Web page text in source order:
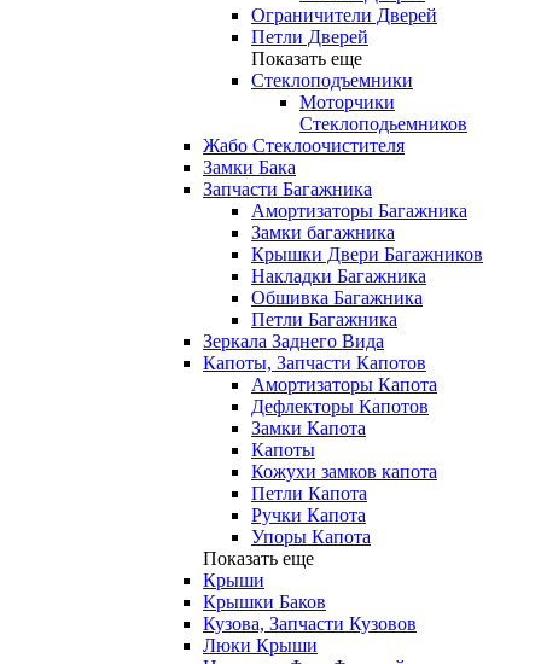
Ограничители Дверей
Петли Дверей
Показать еще
Стеклоподъемники
Моторчики
Стеклоподьемников
Жабо Стеклоочистителя
Замки Бака
Запчасти Багажника
Амортизаторы Багажника
Замки багажника
Крышки Двери Багажников
Накладки Багажника
Обшивка Багажника
Петли Багажника
Зеркала Заднего Вида
Капоты, Запчасти Капотов
Амортизаторы Капота
Дефлекторы Капотов
Замки Капота
Капоты
Кожухи замков капота
Петли Капота
Ручки Капота
Упоры Капота
Показать еще
Крыши
Крышки Баков
Кузова, Запчасти Кузовов
Люки Крыши